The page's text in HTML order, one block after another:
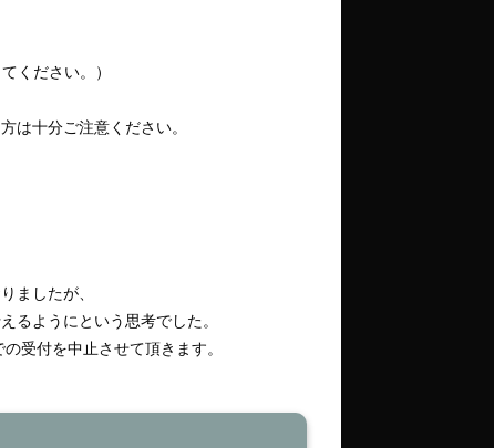
ください。）
は十分ご注意ください。
ましたが、
るようにという思考でした。
受付を中止させて頂きます。